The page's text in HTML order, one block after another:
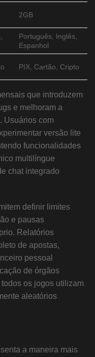
2GB
Português, Inglês,
Espanhol
PIX, Cartão, Cripto
que introduzem
e melhoram a
Usuários com
versão lite
funcionalidades
multilíngue
chat integrado
definir limites
e pausas
Relatórios
de apostas,
pessoal
de órgãos
os jogos utilizam
aleatórios
a maneira mais